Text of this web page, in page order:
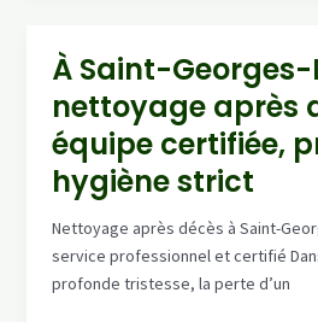
décès
et
désinfection
professionnelle
–
devis
À Saint-
nettoyage après
équipe certifiée,
hygiène strict
Nettoyage après décès à Saint-
service professionnel et certifié
profonde tristesse, la perte d’un